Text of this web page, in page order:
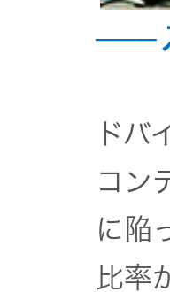
ドバ
コン
に陥
比率